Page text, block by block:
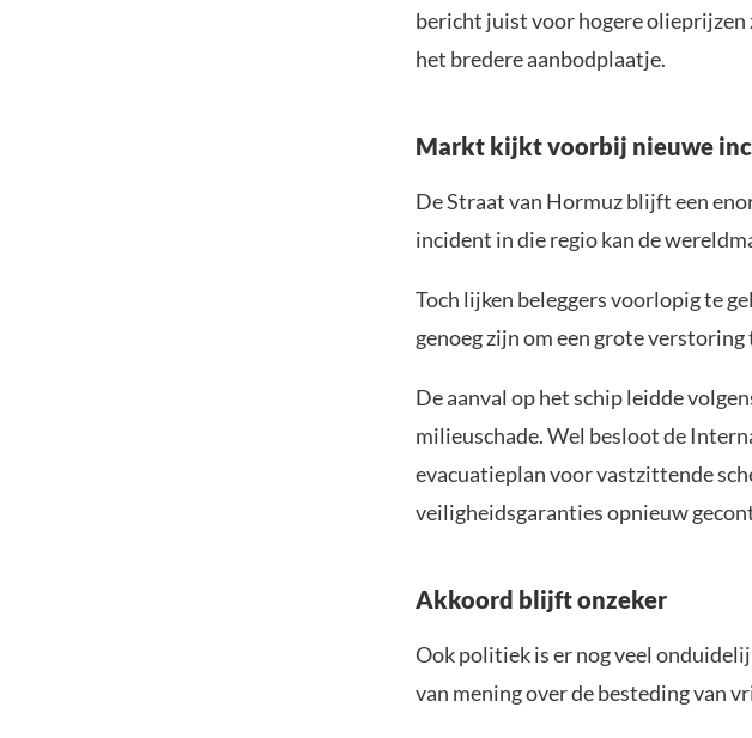
bericht juist voor hogere olieprijzen
het bredere aanbodplaatje.
Markt kijkt voorbij nieuwe
De Straat van Hormuz blijft een
incident in die regio kan de
Toch lijken beleggers voorlopig te
genoeg zijn om een grote verstoring
De aanval op het schip leidde
milieuschade. Wel besloot de
evacuatieplan voor vastzittende
veiligheidsgaranties opnieuw
Akkoord blijft onzeker
Ook politiek is er nog veel
van mening over de besteding van